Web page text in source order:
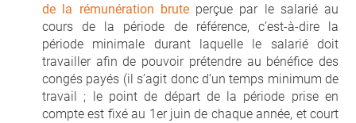
de la rémunération brute perçue par le salarié au
cours de la période de référence, c’est-à-dire la
période minimale durant laquelle le salarié doit
travailler afin de pouvoir prétendre au bénéfice des
congés payés (il s’agit donc d’un temps minimum de
travail ; le point de départ de la période prise en
compte est fixé au 1erjuin de chaque année, et court